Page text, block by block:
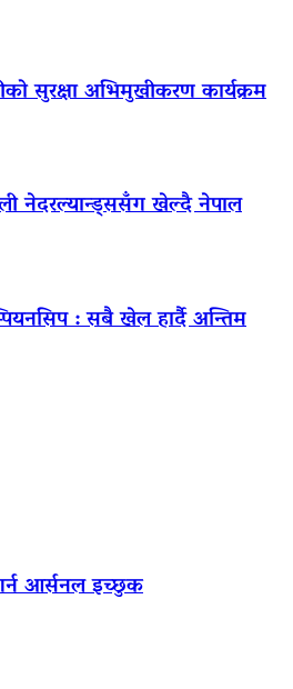
सुरक्षा अभिमुखीकरण कार्यक्रम
नेदरल्यान्ड्ससँग खेल्दै नेपाल
: सबै खेल हार्दै अन्तिम
आर्सनल इच्छुक